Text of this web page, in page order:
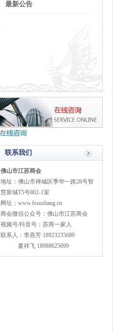
最新公告
联系我们
佛山市江苏商会
地址：佛山市禅城区季华一路28号智
慧新城T5号802-1室
网址：www.fssushang.cn
商会微信公众号：佛山市江苏商会
视频号/抖音号：苏商一家人
联系人：李燕芳 18923235689
夏祥飞 18988625699